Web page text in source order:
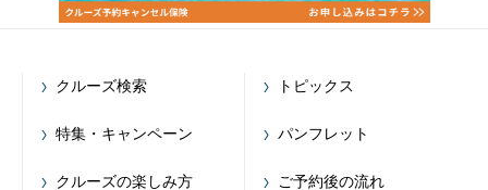
クルーズ検索
特集・キャンペーン
クルーズの楽しみ方
トピックス
パンフレット
ご予約後の流れ